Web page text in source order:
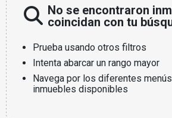
No se encontraron
coincidan con tu
Prueba usando otros filtros
Intenta abarcar un rango mayor
Navega por los diferentes
inmuebles disponibles